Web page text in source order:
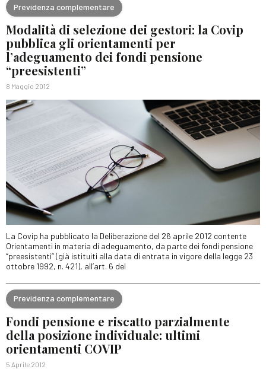
Previdenza complementare
Modalità di selezione dei gestori: la Covip
pubblica gli orientamenti per
l’adeguamento dei fondi pensione
“preesistenti”
8 Maggio 2012
La Covip ha pubblicato la Deliberazione del 26 aprile 2012 contente
Orientamenti in materia di adeguamento, da parte dei fondi pensione
“preesistenti” (già istituiti alla data di entrata in vigore della legge 23
ottobre 1992, n. 421), all’art. 6 del
Previdenza complementare
Fondi pensione e riscatto parzialmente
della posizione individuale: ultimi
orientamenti COVIP
5 Aprile 2012